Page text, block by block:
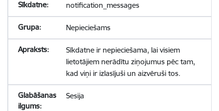
notification_messages
Nepieciešams
Sīkdatne ir nepieciešama, lai visiem
lietotājiem nerādītu ziņojumus pēc tam,
kad viņi ir izlasījuši un aizvēruši tos.
Sesija